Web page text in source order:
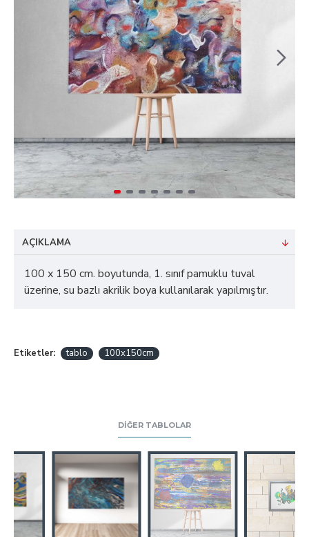
AÇIKLAMA
100 x 150 cm. boyutunda, 1. sınıf pamuklu tuval
üzerine, su bazlı akrilik boya kullanılarak yapılmıştır.
Etiketler: tablo 100x150cm
DIĞER TABLOLAR